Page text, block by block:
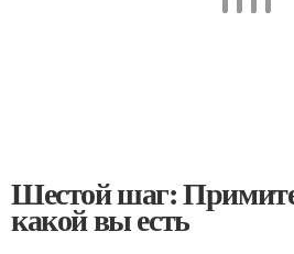
Шестой шаг:
какой вы есть